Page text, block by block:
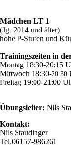
Mädchen LT 1
(Jg. 2014 und älter)
hohe P-Stufen und Kür
Trainingszeiten in
Montag 18:30-20:15
Mittwoch 18:30-20:30
Freitag 19:00-21:00
Übungsleiter: Nils
Kontakt:
Nils Staudinger
Tel.06157-986261